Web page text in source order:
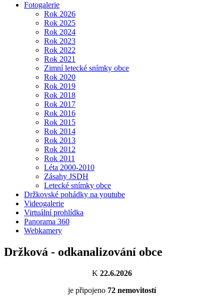
Fotogalerie
Rok 2026
Rok 2025
Rok 2024
Rok 2023
Rok 2022
Rok 2021
Zimní letecké snímky obce
Rok 2020
Rok 2019
Rok 2018
Rok 2017
Rok 2016
Rok 2015
Rok 2014
Rok 2013
Rok 2012
Rok 2011
Léta 2000-2010
Zásahy JSDH
Letecké snímky obce
Držkovské pohádky na youtube
Videogalerie
Virtuální prohlídka
Panorama 360
Webkamery
Držková - odkanalizování obce
K 22.6.2026
je připojeno 72 nemovitostí